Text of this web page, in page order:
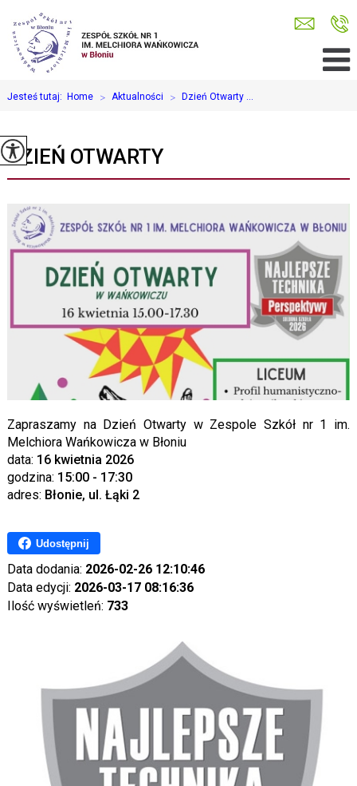
Jesteś tutaj: Home > Aktualności > Dzień Otwarty ...
DZIEŃ OTWARTY
Zapraszamy na Dzień Otwarty w Zespole Szkół nr 1 im.
Melchiora Wańkowicza w Błoniu
data: 16 kwietnia 2026
godzina: 15:00 - 17:30
adres: Błonie, ul. Łąki 2
Udostępnij
Data dodania: 2026-02-26 12:10:46
Data edycji: 2026-03-17 08:16:36
Ilość wyświetleń: 733